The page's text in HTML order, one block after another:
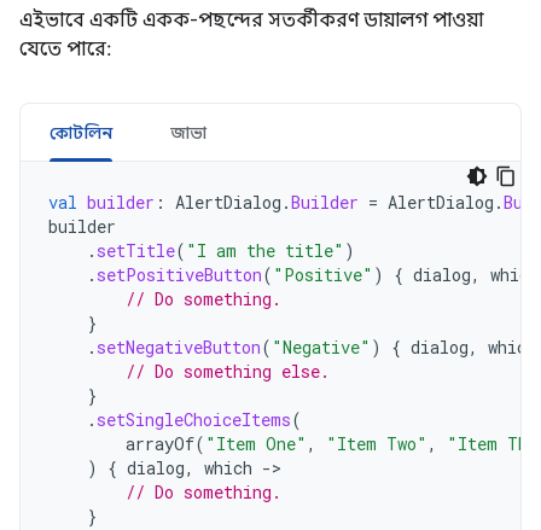
এইভাবে একটি একক-পছন্দের সতর্কীকরণ ডায়ালগ পাওয়া
যেতে পারে:
কোটলিন জাভা
val builder : AlertDialog .Builder = AlertDialog .
builder
. setTitle( "I am the title" )
. setPositiveButton( "Positive" ) { dialog,
which
// Do something.
}
. setNegativeButton( "Negative" ) { dialog,
which
// Do something else.
}
. setSingleChoiceItems(
arrayOf( "Item One" , "Item Two" ,
"Item
)
{ dialog, which -
// Do something.
}